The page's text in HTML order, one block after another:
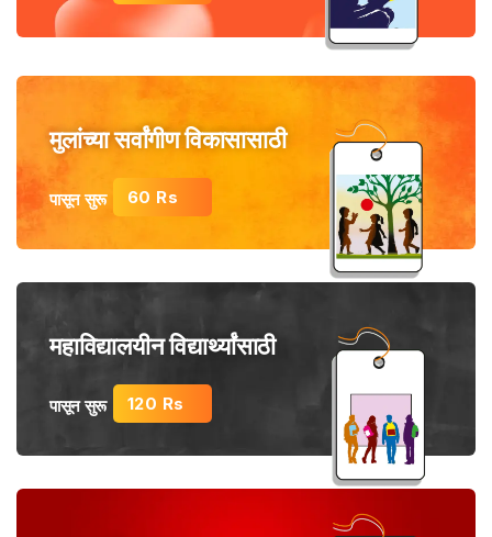
मुलांच्या सर्वांगीण विकासासाठी
पासून सुरू 60 Rs
महाविद्यालयीन विद्यार्थ्यांसाठी
पासून सुरू 120 Rs